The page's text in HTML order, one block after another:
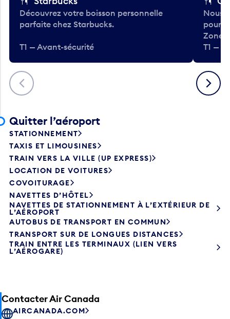
Précédent
Découvrez votre boisson personnelle
parfaite chez Starbucks.
T1 — Avant-sécurité
Nous
pour
Zone.
T1 —
Suivant
Quitter l’aéroport
STATIONNEMENT
TAXIS ET LIMOUSINES
TRAIN VERS LA VILLE (UP EXPRESS)
LOCATION DE VOITURES
COVOITURAGE
NAVETTES D’HÔTEL
NAVETTES DE STATIONNEMENT À L’EXTÉRIEUR DE
L’AÉROPORT
AUTOBUS DE TRANSPORT EN COMMUN
TRANSPORT SUR DE LONGUES DISTANCES
TRAIN ENTRE LES TERMINAUX (LIEN VERS
L’AÉROGARE)
Contacter Air Canada
AIRCANADA.COM